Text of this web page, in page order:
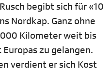
begibt sich für «10
Nordkap. Ganz ohne
Kilometer weit bis
zu gelangen.
verdient er sich Kost